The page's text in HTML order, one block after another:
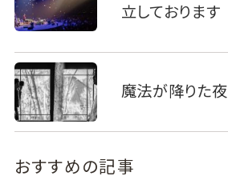
立しております
魔法が降りた夜
おすすめの記事